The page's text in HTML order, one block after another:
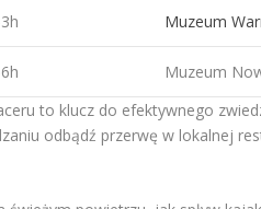
Muzeum
Muzeum
to klucz do efektywnego
odbądź przerwę w lokalnej